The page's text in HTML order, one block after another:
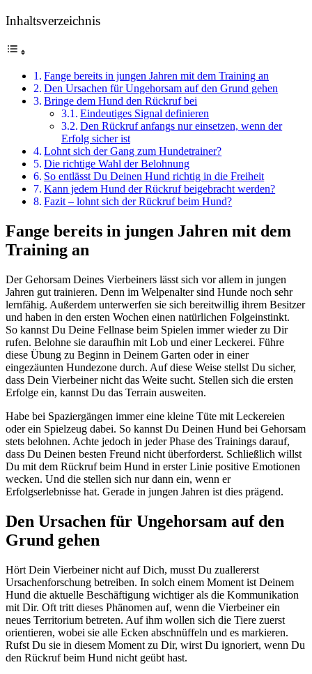
Inhaltsverzeichnis
Fange bereits in jungen Jahren mit dem Training an
Den Ursachen für Ungehorsam auf den Grund gehen
Bringe dem Hund den Rückruf bei
Eindeutiges Signal definieren
Den Rückruf anfangs nur einsetzen, wenn der
Erfolg sicher ist
Lohnt sich der Gang zum Hundetrainer?
Die richtige Wahl der Belohnung
So entlässt Du Deinen Hund richtig in die Freiheit
Kann jedem Hund der Rückruf beigebracht werden?
Fazit – lohnt sich der Rückruf beim Hund?
Fange bereits in jungen Jahren mit dem
Training an
Der Gehorsam Deines Vierbeiners lässt sich vor allem in jungen
Jahren gut trainieren. Denn im Welpenalter sind Hunde noch sehr
lernfähig. Außerdem unterwerfen sie sich bereitwillig ihrem Besitzer
und haben in den ersten Wochen einen natürlichen Folgeinstinkt.
So kannst Du Deine Fellnase beim Spielen immer wieder zu Dir
rufen. Belohne sie daraufhin mit Lob und einer Leckerei. Führe
diese Übung zu Beginn in Deinem Garten oder in einer
eingezäunten Hundezone durch. Auf diese Weise stellst Du sicher,
dass Dein Vierbeiner nicht das Weite sucht. Stellen sich die ersten
Erfolge ein, kannst Du das Terrain ausweiten.
Habe bei Spaziergängen immer eine kleine Tüte mit Leckereien
oder ein Spielzeug dabei. So kannst Du Deinen Hund bei Gehorsam
stets belohnen. Achte jedoch in jeder Phase des Trainings darauf,
dass Du Deinen besten Freund nicht überforderst. Schließlich willst
Du mit dem Rückruf beim Hund in erster Linie positive Emotionen
wecken. Und die stellen sich nur dann ein, wenn er
Erfolgserlebnisse hat. Gerade in jungen Jahren ist dies prägend.
Den Ursachen für Ungehorsam auf den
Grund gehen
Hört Dein Vierbeiner nicht auf Dich, musst Du zuallererst
Ursachenforschung betreiben. In solch einem Moment ist Deinem
Hund die aktuelle Beschäftigung wichtiger als die Kommunikation
mit Dir. Oft tritt dieses Phänomen auf, wenn die Vierbeiner ein
neues Territorium betreten. Auf ihm wollen sich die Tiere zuerst
orientieren, wobei sie alle Ecken abschnüffeln und es markieren.
Rufst Du sie in diesem Moment zu Dir, wirst Du ignoriert, wenn Du
den Rückruf beim Hund nicht geübt hast.